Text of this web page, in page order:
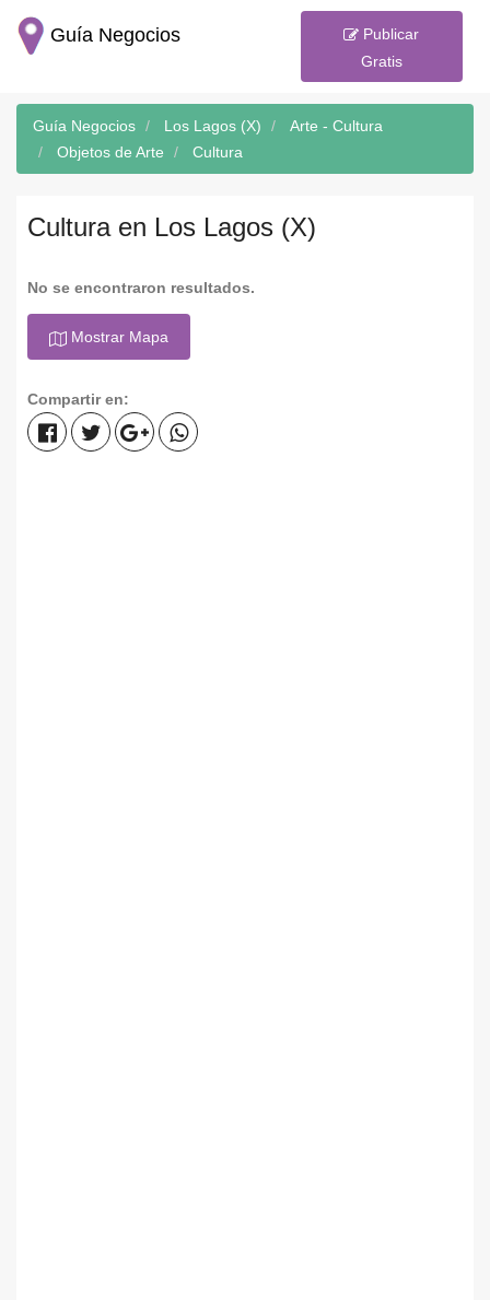
Guía Negocios
Publicar
Gratis
Guía Negocios Los Lagos (X)
Arte - Cultura
Objetos de Arte
Cultura
Cultura en Los Lagos (X)
No se encontraron resultados.
Mostrar Mapa
Compartir en: